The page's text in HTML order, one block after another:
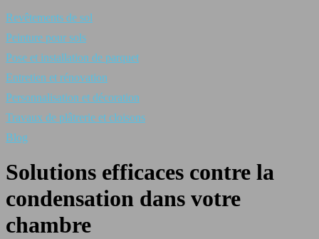
Revêtements de sol
Peinture pour sols
Pose et installation de parquet
Entretien et rénovation
Personnalisation et décoration
Travaux de plâtrerie et cloisons
Blog
Solutions efficaces contre la
condensation dans votre
chambre